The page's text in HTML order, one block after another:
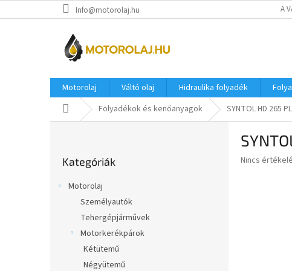
a
Info@motorolaj.hu A
Motorolaj Váltó olaj Hidraulika folyadék
KezdőlapFolyadékok és kenőanyagok SYNTOL HD 265
átugrása
Kategóriák
Motorolaj
Személyautók
Tehergépjárművek
Motorkerékpárok
Kétütemű
Négyütemű
A
Nincs